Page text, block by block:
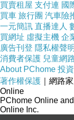
買賣租屋 支付連 國
買車 旅行團 汽車險
一元簡訊 直播達人
買網址 虛擬主機 企
廣告刊登 隱私權聲明
消費者保護 兒童網
About PChome 投
著作權保護 ｜網路
Online
PChome Online
Online Inc.